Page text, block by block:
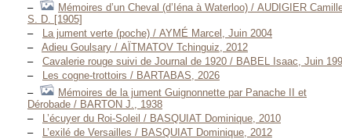
Mémoires d’un Cheval (d’Iéna à Waterloo) / AUDIGIER
S. D. [1905]
La jument verte (poche) / AYMÉ Marcel, Juin 2004
Adieu Goulsary / AÏTMATOV Tchinguiz, 2012
Cavalerie rouge suivi de Journal de 1920 / BABEL Isaac, Juin
Les cogne-trottoirs / BARTABAS, 2026
Mémoires de la jument Guignonnette par Panache II et
Dérobade / BARTON J., 1938
L’écuyer du Roi-Soleil / BASQUIAT Dominique, 2010
L’exilé de Versailles / BASQUIAT Dominique, 2012